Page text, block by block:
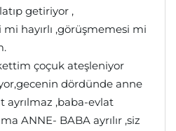
getiriyor ,
hayırlı ,görüşmemesi mi
çoçuk ateşleniyor
dördünde anne
ayrılmaz ,baba-evlat
ANNE- BABA ayrılır ,siz